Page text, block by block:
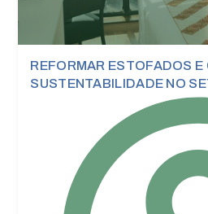
REFORMAR ESTOFADOS E
SUSTENTABILIDADE NO